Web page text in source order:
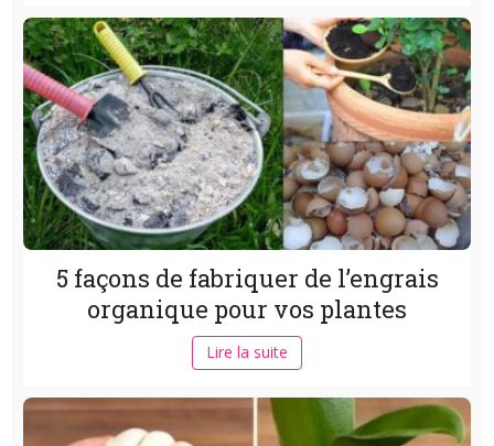
5 façons de fabriquer de l’engrais
organique pour vos plantes
Lire la suite